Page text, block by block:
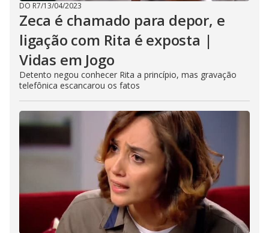
DO R7/13/04/2023
Zeca é chamado para depor, e
ligação com Rita é exposta |
Vidas em Jogo
Detento negou conhecer Rita a princípio, mas gravação
telefônica escancarou os fatos